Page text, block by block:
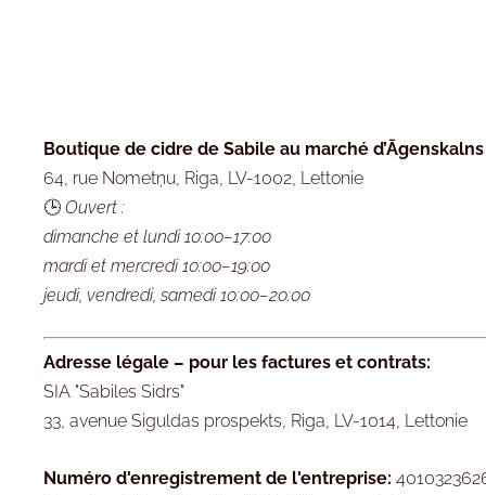
Boutique de cidre de Sabile au marché d’Āgenskalns
64, rue Nometņu, Riga, LV-1002, Lettonie
🕒 Ouvert :
dimanche et lundi 10:00–17:00
mardi et mercredi 10:00–19:00
jeudi, vendredi, samedi 10:00–20:00
Adresse légale – pour les factures et contrats:
SIA "Sabiles Sidrs"
33, avenue Siguldas prospekts, Riga, LV-1014, Lettonie
Numéro d'enregistrement de l'entreprise: